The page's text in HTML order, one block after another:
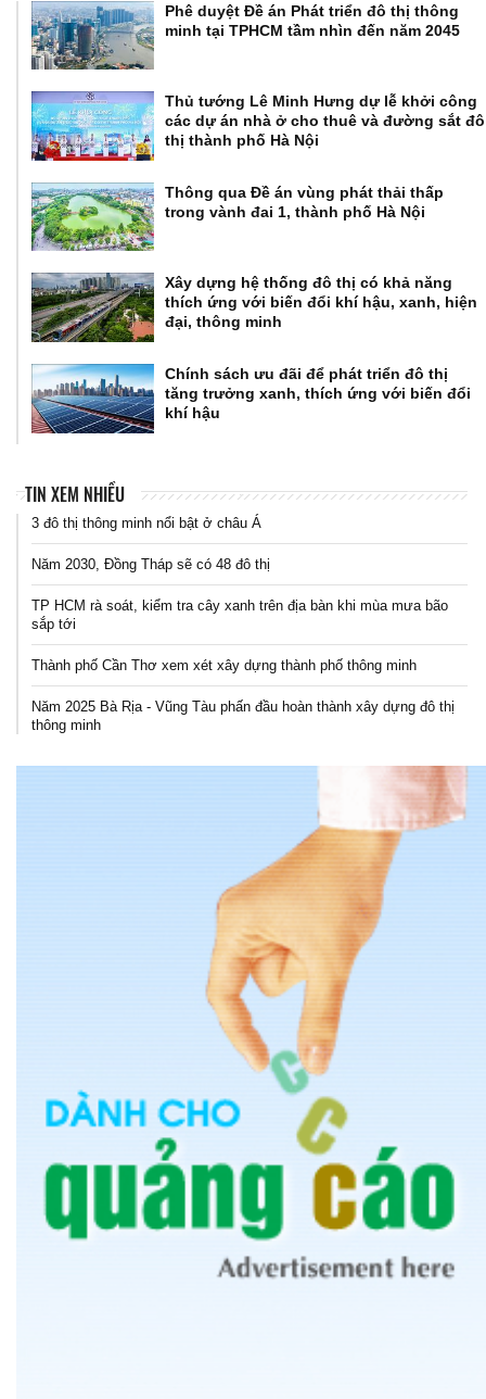
Phê duyệt Đề án Phát triển đô thị thông
minh tại TPHCM tầm nhìn đến năm 2045
Thủ tướng Lê Minh Hưng dự lễ khởi công
các dự án nhà ở cho thuê và đường sắt đô
thị thành phố Hà Nội
Thông qua Đề án vùng phát thải thấp
trong vành đai 1, thành phố Hà Nội
Xây dựng hệ thống đô thị có khả năng
thích ứng với biến đổi khí hậu, xanh, hiện
đại, thông minh
Chính sách ưu đãi để phát triển đô thị
tăng trưởng xanh, thích ứng với biến đổi
khí hậu
TIN XEM NHIỀU
3 đô thị thông minh nổi bật ở châu Á
Năm 2030, Đồng Tháp sẽ có 48 đô thị
TP HCM rà soát, kiểm tra cây xanh trên địa bàn khi mùa mưa bão
sắp tới
Thành phố Cần Thơ xem xét xây dựng thành phố thông minh
Năm 2025 Bà Rịa - Vũng Tàu phấn đầu hoàn thành xây dựng đô thị
thông minh